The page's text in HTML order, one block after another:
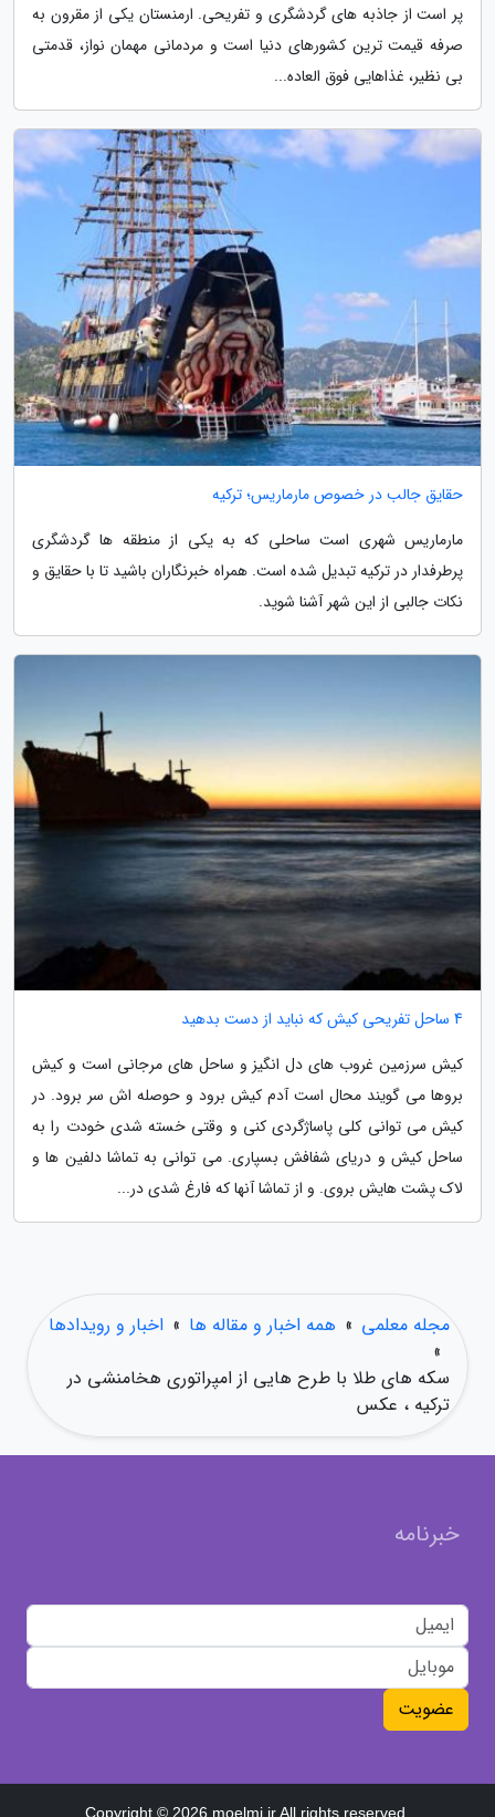
پر است از جاذبه های گردشگری و تفریحی. ارمنستان یکی از مقرون به
صرفه قیمت ترین کشورهای دنیا است و مردمانی مهمان نواز، قدمتی
بی نظیر، غذاهایی فوق العاده...
حقایق جالب در خصوص مارماریس؛ ترکیه
مارماریس شهری است ساحلی که به یکی از منطقه ها گردشگری
پرطرفدار در ترکیه تبدیل شده است. همراه خبرنگاران باشید تا با حقایق و
نکات جالبی از این شهر آشنا شوید.
4 ساحل تفریحی کیش که نباید از دست بدهید
کیش سرزمین غروب های دل انگیز و ساحل های مرجانی است و کیش
بروها می گویند محال است آدم کیش برود و حوصله اش سر برود. در
کیش می توانی کلی پاساژگردی کنی و وقتی خسته شدی خودت را به
ساحل کیش و دریای شفافش بسپاری. می توانی به تماشا دلفین ها و
لاک پشت هایش بروی. و از تماشا آنها که فارغ شدی در...
مجله معلمی » همه اخبار و مقاله ها » اخبار و رویدادها
»
سکه های طلا با طرح هایی از امپراتوری هخامنشی در
ترکیه ، عکس
خبرنامه
عضویت
Copyright © 2026 moelmi.ir All rights reserved.